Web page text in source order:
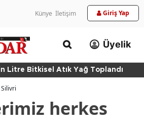
Künye İletişim Giriş Yap
Üyelik
Litre Bitkisel Atık Yağ Toplandı
Silivri
herkes